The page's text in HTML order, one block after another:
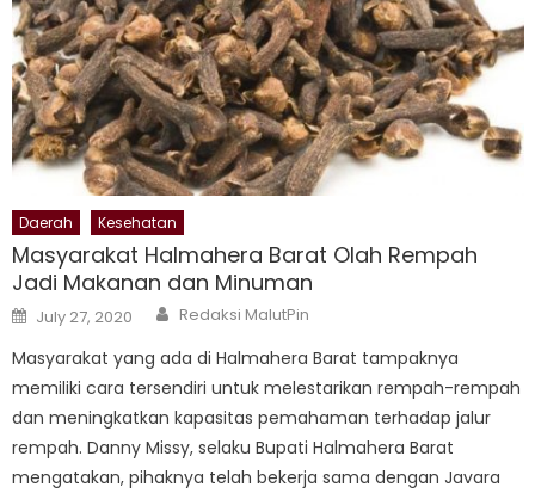
Daerah Kesehatan
Masyarakat Halmahera Barat Olah Rempah
Jadi Makanan dan Minuman
Posted
on
July 27, 2020 Author
Redaksi MalutPin
Masyarakat yang ada di Halmahera Barat tampaknya
memiliki cara tersendiri untuk melestarikan rempah-rempah
dan meningkatkan kapasitas pemahaman terhadap jalur
rempah. Danny Missy, selaku Bupati Halmahera Barat
mengatakan, pihaknya telah bekerja sama dengan Javara